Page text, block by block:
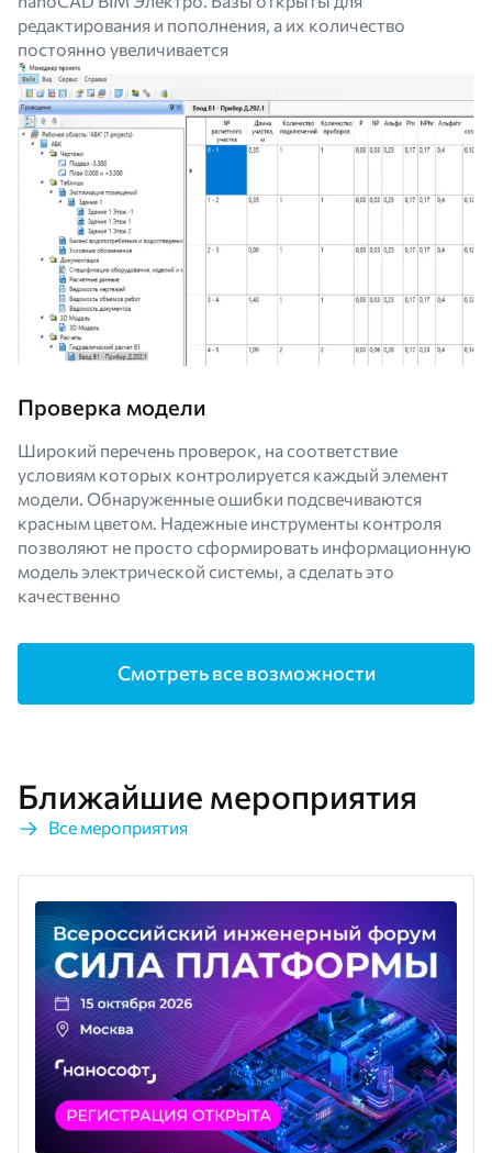
редактирования и пополнения, а их количество
постоянно увеличивается
Проверка модели
Широкий перечень проверок, на соответствие
условиям которых контролируется каждый элемент
модели. Обнаруженные ошибки подсвечиваются
красным цветом. Надежные инструменты контроля
позволяют не просто сформировать информационную
модель электрической системы, а сделать это
качественно
Смотреть все возможности
Ближайшие мероприятия
Все мероприятия